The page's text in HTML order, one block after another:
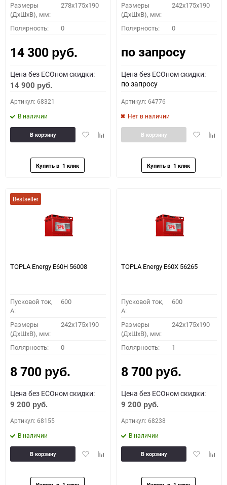
Размеры
(ДхШхВ), мм:
278x175x190
Полярность: 0
14 300 руб.
Цена без ECOном скидки:
14 900 руб.
Артикул: 68321
В наличии
ДобавитьДобавить
В корзину
Размеры
(ДхШхВ), мм:
242x175x190
Полярность: 0
по запросу
Цена без ECOном скидки:
по запросу
Артикул: 64776
Нет в наличии
Добавить
В корзину
Bestseller
TOPLA Energy E60H 56008
Пусковой ток,
A:
600
Размеры
(ДхШхВ), мм:
242x175x190
Полярность: 0
8 700 руб.
Цена без ECOном скидки:
9 200 руб.
Артикул: 68155
В наличии
ДобавитьДобавить
В корзину
TOPLA Energy E60X 56265
Пусковой ток,
A:
600
Размеры
(ДхШхВ), мм:
242x175x190
Полярность: 1
8 700 руб.
Цена без ECOном скидки:
9 200 руб.
Артикул: 68238
В наличии
Добавить
В корзину